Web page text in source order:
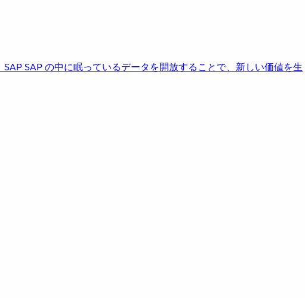
SAPSAP の中に眠っているデータを開放することで、新しい価値を生